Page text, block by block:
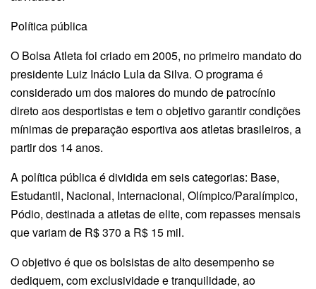
Política pública
O Bolsa Atleta foi criado em 2005, no primeiro mandato do
presidente Luiz Inácio Lula da Silva. O programa é
considerado um dos maiores do mundo de patrocínio
direto aos desportistas e tem o objetivo garantir condições
mínimas de preparação esportiva aos atletas brasileiros, a
partir dos 14 anos.
A política pública é dividida em seis categorias: Base,
Estudantil, Nacional, Internacional, Olímpico/Paralímpico,
Pódio, destinada a atletas de elite, com repasses mensais
que variam de R$ 370 a R$ 15 mil.
O objetivo é que os bolsistas de alto desempenho se
dediquem, com exclusividade e tranquilidade, ao